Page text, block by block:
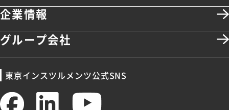
企業情報
グループ会社
東京インスツルメンツ公式SNS